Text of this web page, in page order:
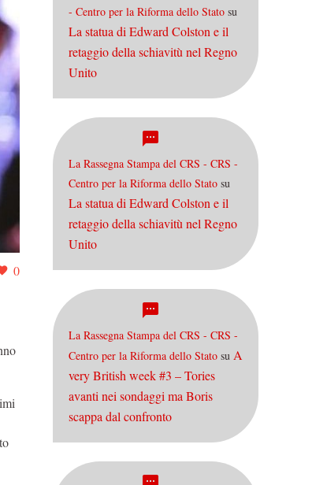
0
- Centro per la Riforma dello Stato su
La statua di Edward Colston e il
retaggio della schiavitù nel Regno
Unito
La Rassegna Stampa del CRS - CRS -
Centro per la Riforma dello Stato su
La statua di Edward Colston e il
retaggio della schiavitù nel Regno
Unito
La Rassegna Stampa del CRS - CRS -
Centro per la Riforma dello Stato su A
very British week #3 – Tories
avanti nei sondaggi ma Boris
scappa dal confronto